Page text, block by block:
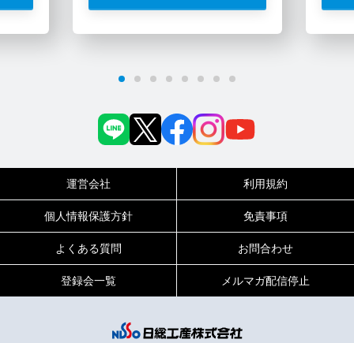
0120-717-450
平日9:00～19:00（土日祝は18:00まで）
運営会社 利用規約
個人情報保護方針 免責事項
よくある質問 お問合わせ
登録会一覧 メルマガ配信停止